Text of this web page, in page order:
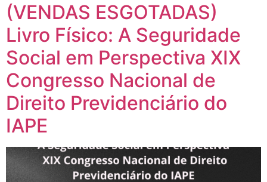
(VENDAS ESGOTADAS)
Livro Físico: A Seguridade
Social em Perspectiva XIX
Congresso Nacional de
Direito Previdenciário do
IAPE